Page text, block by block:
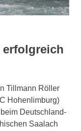
erfolgreich
Tillmann Röller
Hohenlimburg)
Deutschland-
Saalach